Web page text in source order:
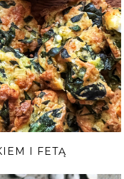
I FETĄ